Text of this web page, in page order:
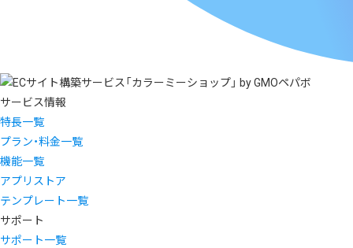
サービス情報
特長一覧
プラン・料金一覧
機能一覧
アプリストア
テンプレート一覧
サポート
サポート一覧